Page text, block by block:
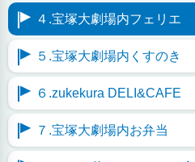
４.宝塚大劇場内フェリエ
５.宝塚大劇場内くすのき
６.zukekura DELI&CAFE
７.宝塚大劇場内お弁当